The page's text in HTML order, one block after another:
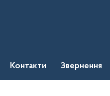
Контакти Звернення